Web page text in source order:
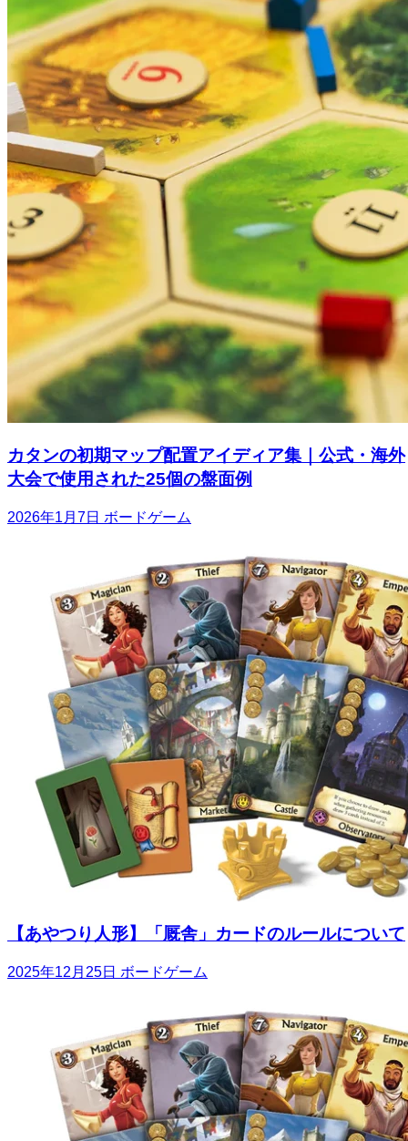
カタンの初期マップ配置アイディア集｜公式・海外
大会で使用された25個の盤面例
2026年1月7日 ボードゲーム
【あやつり人形】「厩舎」カードのルールについて
2025年12月25日 ボードゲーム